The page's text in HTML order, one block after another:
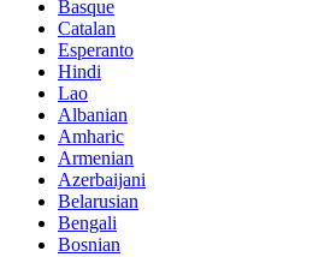
Basque
Catalan
Esperanto
Hindi
Lao
Albanian
Amharic
Armenian
Azerbaijani
Belarusian
Bengali
Bosnian